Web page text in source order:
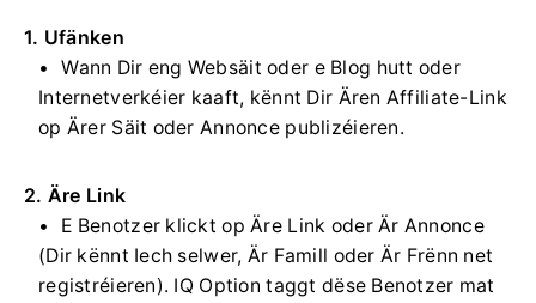
1. Ufänken
Wann Dir eng Websäit oder e Blog hutt oder
Internetverkéier kaaft, kënnt Dir Ären Affiliate-Link
op Ärer Säit oder Annonce publizéieren.
2. Äre Link
E Benotzer klickt op Äre Link oder Är Annonce
(Dir kënnt Iech selwer, Är Famill oder Är Frënn net
registréieren). IQ Option taggt dëse Benotzer mat